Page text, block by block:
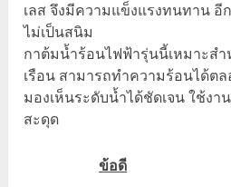
เลส จึงมีความแข็งแรงทนทาน อี
ไม่เป็นสนิม
กาต้มน้ำร้อนไฟฟ้ารุ่นนี้เหมาะสำ
เรือน สามารถทำความร้อนได้ต
มองเห็นระดับน้ำได้ชัดเจน ใช้งา
สะดุด
ข้อดี